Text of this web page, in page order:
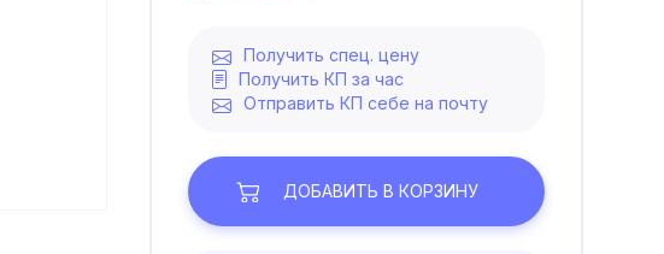
Получить спец. цену
Получить КП за час
Отправить КП себе на почту
ДОБАВИТЬ В КОРЗИНУ